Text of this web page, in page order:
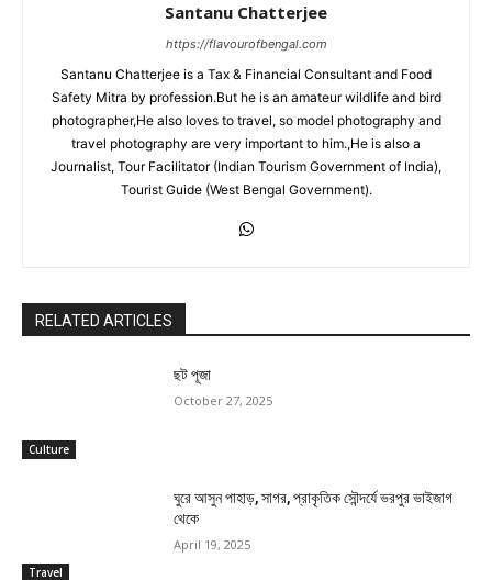
Santanu Chatterjee
https://flavourofbengal.com
Santanu Chatterjee is a Tax & Financial Consultant and Food
Safety Mitra by profession.But he is an amateur wildlife and bird
photographer,He also loves to travel, so model photography and
travel photography are very important to him.,He is also a
Journalist, Tour Facilitator (Indian Tourism Government of India),
Tourist Guide (West Bengal Government).
RELATED ARTICLES
Culture
ছট পূজা
October 27, 2025
Travel
ঘুরে আসুন পাহাড়, সাগর, প্রাকৃতিক সৌন্দর্যে ভরপুর ভাইজাগ
থেকে
April 19, 2025